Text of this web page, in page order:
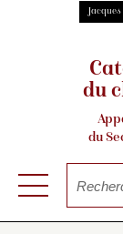
du
du